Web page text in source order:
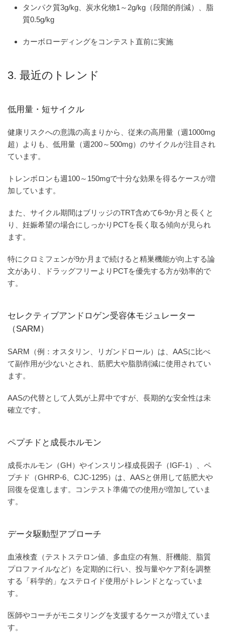
タンパク質3g/kg、炭水化物1～2g/kg（段階的削減）、脂
質0.5g/kg
カーボローディングをコンテスト直前に実施
3. 最近のトレンド
低用量・短サイクル
健康リスクへの意識の高まりから、従来の高用量（週1000mg
超）よりも、低用量（週200～500mg）のサイクルが注目され
ています。
トレンボロンも週100～150mgで十分な効果を得るケースが増
加しています。
また、サイクル期間はブリッジのTRT含めて6-9か月と長くと
り、妊娠希望の場合にしっかりPCTを長く取る傾向が見られ
ます。
特にクロミフェンが9か月まで続けると精巣機能が向上する論
文があり、ドラッグフリーよりPCTを優先する方が効率的で
す。
セレクティブアンドロゲン受容体モジュレーター
（SARM）
SARM（例：オスタリン、リガンドロール）は、AASに比べ
て副作用が少ないとされ、筋肥大や脂肪削減に使用されてい
ます。
AASの代替として人気が上昇中ですが、長期的な安全性は未
確立です。
ペプチドと成長ホルモン
成長ホルモン（GH）やインスリン様成長因子（IGF-1）、ペ
プチド（GHRP-6、CJC-1295）は、AASと併用して筋肥大や
回復を促進します。コンテスト準備での使用が増加していま
す。
データ駆動型アプローチ
血液検査（テストステロン値、多血症の有無、肝機能、脂質
プロファイルなど）を定期的に行い、投与量やケア剤を調整
する「科学的」なステロイド使用がトレンドとなっていま
す。
医師やコーチがモニタリングを支援するケースが増えていま
す。